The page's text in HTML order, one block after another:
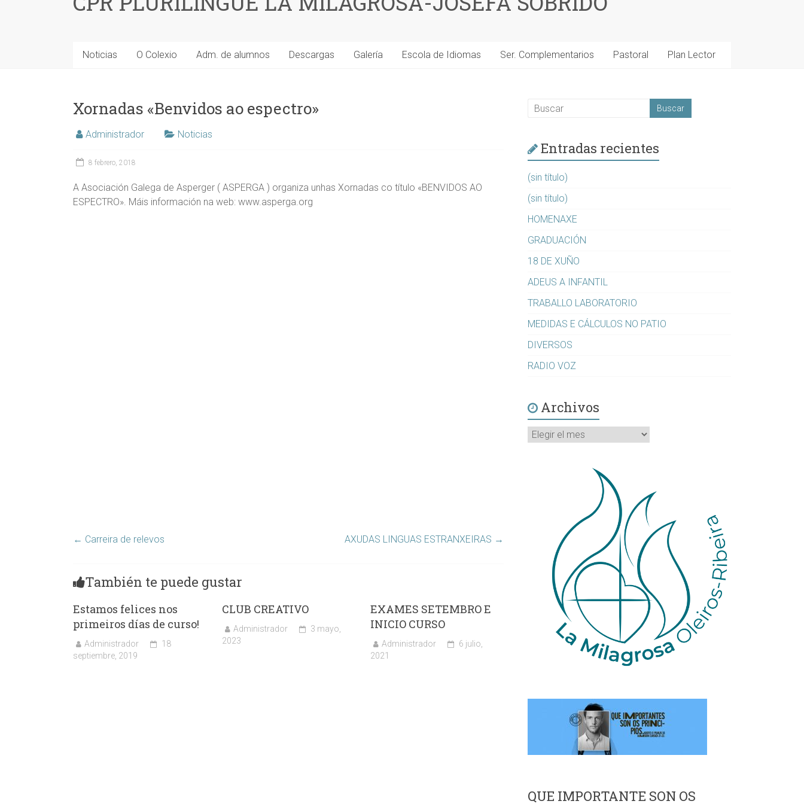
Noticias O Colexio Adm. de alumnos Descargas Galería Escola de Idiomas Ser. Complementarios Pastoral Plan Lector
Xornadas «Benvidos ao espectro»
Administrador Noticias
8 febrero, 2018
A Asociación Galega de Asperger ( ASPERGA ) organiza unhas Xornadas co título «BENVIDOS AO
ESPECTRO». Máis información na web: www.asperga.org
← Carreira de relevos AXUDAS LINGUAS ESTRANXEIRAS →
También te puede gustar
Estamos felices nos
primeiros días de curso!
Administrador
18
septiembre, 2019
CLUB CREATIVO
Administrador
3 mayo,
2023
EXAMES SETEMBRO E
INICIO CURSO
Administrador
6 julio,
2021
Entradas recientes
(sin título)
(sin título)
HOMENAXE
GRADUACIÓN
18 DE XUÑO
ADEUS A INFANTIL
TRABALLO LABORATORIO
MEDIDAS E CÁLCULOS NO PATIO
DIVERSOS
RADIO VOZ
Archivos
Archivos
QUE IMPORTANTE SON OS